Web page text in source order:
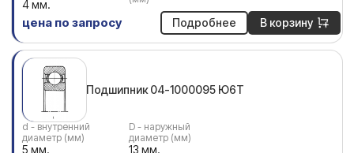
4 мм.
цена по запросу Подробнее В корзину
Подшипник 04-1000095 Ю6Т
d - внутренний
диаметр (мм)
5 мм.
D - наружный
диаметр (мм)
13 мм.